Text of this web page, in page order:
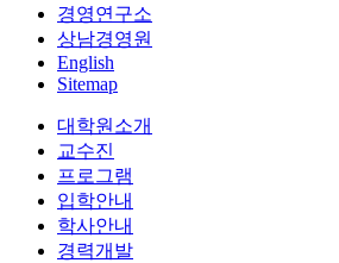
경영연구소
상남경영원
English
Sitemap
대학원소개
교수진
프로그램
입학안내
학사안내
경력개발